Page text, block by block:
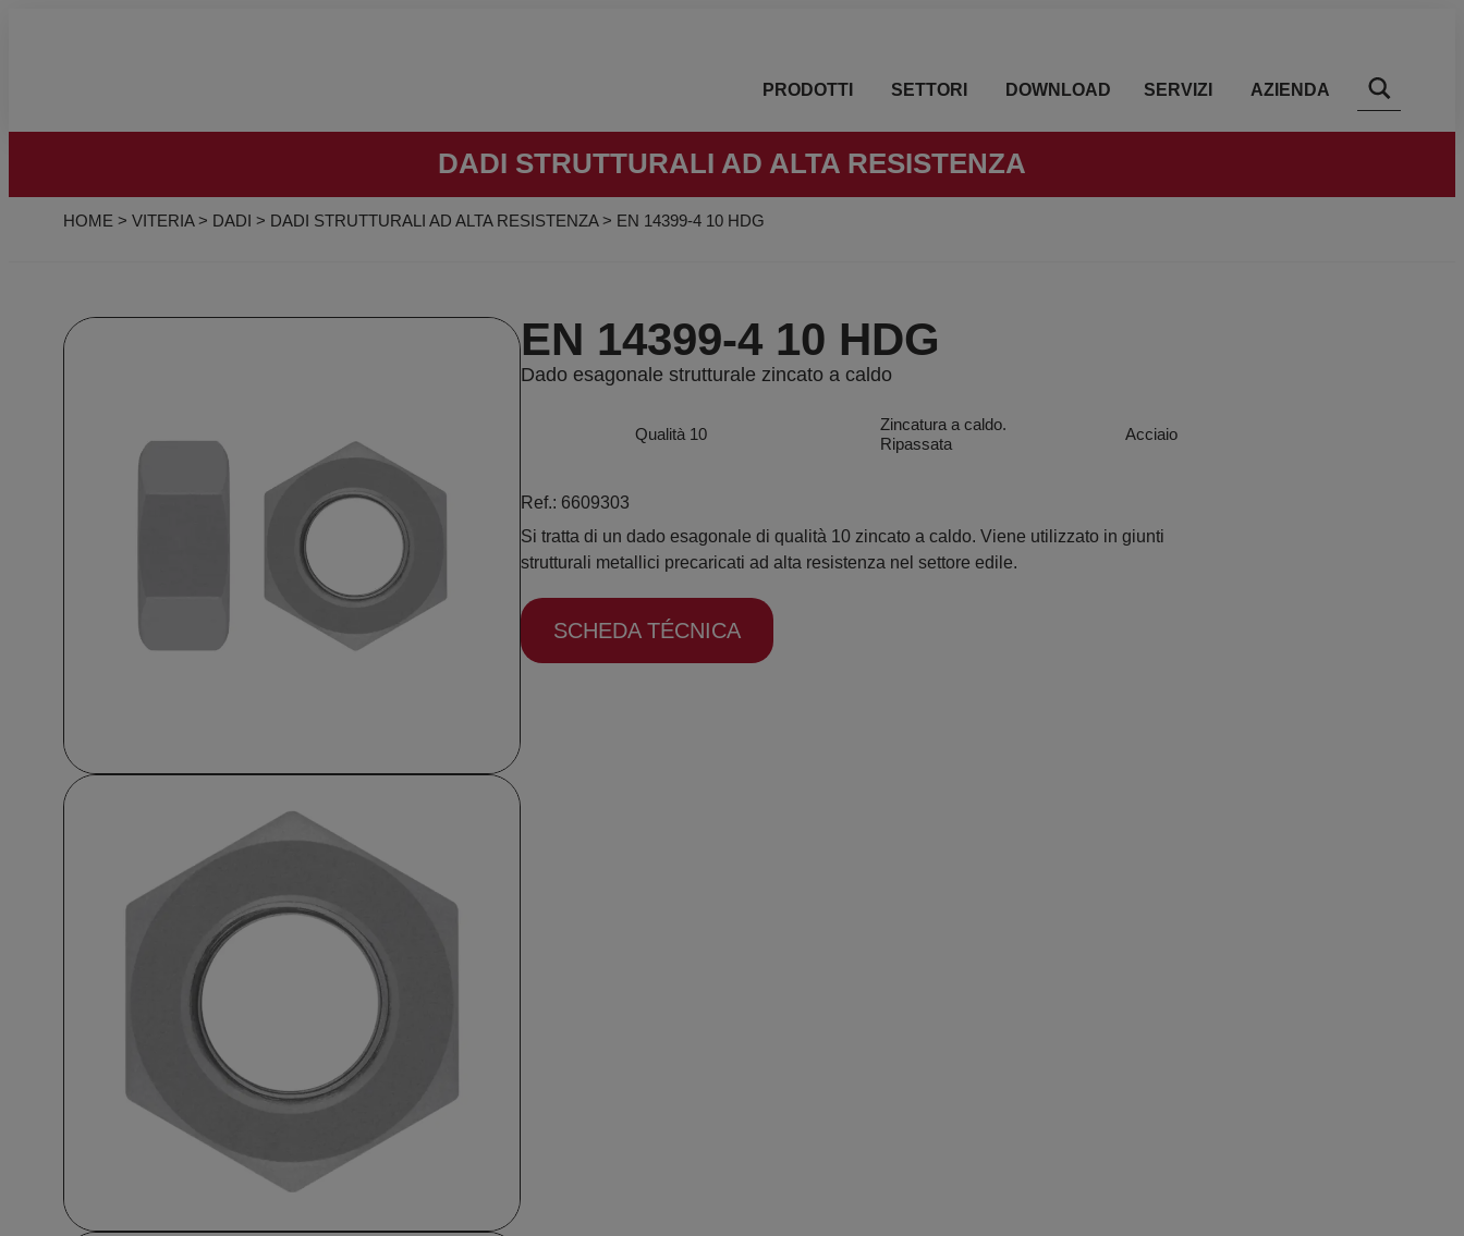
PRODOTTI SETTORI DOWNLOAD SERVIZI AZIENDA
DADI STRUTTURALI AD ALTA RESISTENZA
HOME > VITERIA> DADI > DADI STRUTTURALI AD ALTA RESISTENZA> EN 14399-4 10 HDG
EN 14399-4 10 HDG
Dado esagonale strutturale zincato a caldo
Qualità 10
Zincatura a caldo.
Ripassata
Acciaio
Ref.: 6609303
Si tratta di un dado esagonale di qualità 10 zincato a caldo. Viene utilizzato in giunti
strutturali metallici precaricati ad alta resistenza nel settore edile.
SCHEDA TÉCNICA